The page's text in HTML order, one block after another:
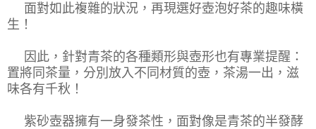
面對如此複雜的狀況，再現選好壺泡好茶的趣味橫
生！
因此，針對青茶的各種類形與壺形也有專業提醒：
置將同茶量，分別放入不同材質的壺，茶湯一出，滋
味各有千秋！
紫砂壺器擁有一身發茶性，面對像是青茶的半發酵